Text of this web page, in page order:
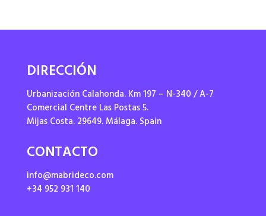
DIRECCIÓN
Urbanización Calahonda. Km 197 – N-340 / A-7
Comercial Centre Las Postas 5.
Mijas Costa. 29649. Málaga. Spain
CONTACTO
info@mabrideco.com
+34 952 931 140